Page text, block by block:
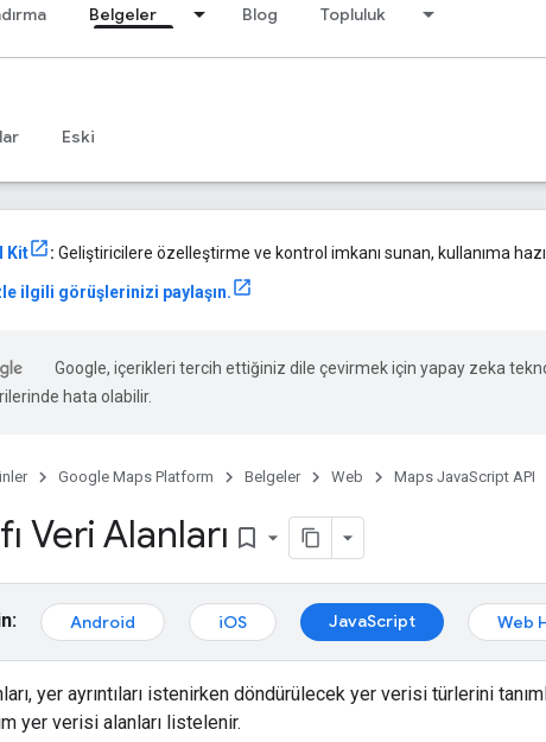
Belgeler Blog Topluluk
Eski
Kit : Geliştiricilere özelleştirme ve kontrol imkanı sunan, kullanıma
ilgili görüşlerinizi paylaşın.
Google, içerikleri tercih ettiğiniz dile çevirmek için yapay zeka
hata olabilir.
Google Maps Platform Belgeler Web Maps JavaScript API
Veri Alanları bookmark_border
Android iOS JavaScript Web
yer ayrıntıları istenirken döndürülecek yer verisi türlerini
yer verisi alanları listelenir.